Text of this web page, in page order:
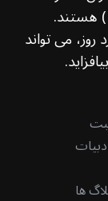
هستند.
می تواند
ها